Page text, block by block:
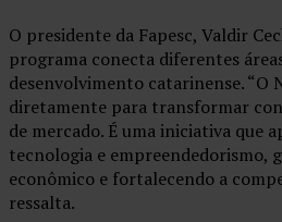
O presidente da Fapesc, Valdir
programa conecta diferentes
desenvolvimento catarinense. “O
diretamente para transformar
de mercado. É uma iniciativa que
tecnologia e empreendedorismo,
econômico e fortalecendo a
ressalta.